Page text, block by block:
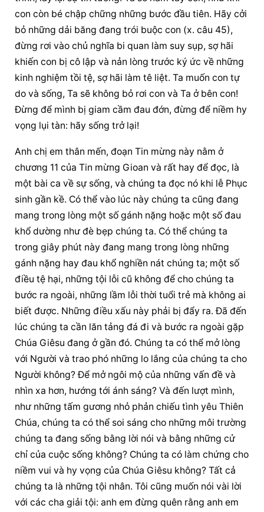
con còn bé chập chững những bước đầu tiên. Hãy cởi
bỏ những dải băng đang trói buộc con (x. câu 45),
đừng rơi vào chủ nghĩa bi quan làm suy sụp, sợ hãi
khiến con bị cô lập và nản lòng trước ký ức về những
kinh nghiệm tồi tệ, sợ hãi làm tê liệt. Ta muốn con tự
do và sống, Ta sẽ không bỏ rơi con và Ta ở bên con!
Đừng để mình bị giam cầm đau đớn, đừng để niềm hy
vọng lụi tàn: hãy sống trở lại!
Anh chị em thân mến, đoạn Tin mừng này nằm ở
chương 11 của Tin mừng Gioan và rất hay để đọc, là
một bài ca về sự sống, và chúng ta đọc nó khi lễ Phục
sinh gần kề. Có thể vào lúc này chúng ta cũng đang
mang trong lòng một số gánh nặng hoặc một số đau
khổ dường như đè bẹp chúng ta. Có thể chúng ta
trong giây phút này đang mang trong lòng những
gánh nặng hay đau khổ nghiền nát chúng ta; một số
điều tệ hại, những tội lỗi cũ không để cho chúng ta
bước ra ngoài, những lầm lỗi thời tuổi trẻ mà không ai
biết được. Những điều xấu này phải bị đẩy ra. Đã đến
lúc chúng ta cần lăn tảng đá đi và bước ra ngoài gặp
Chúa Giêsu đang ở gần đó. Chúng ta có thể mở lòng
với Người và trao phó những lo lắng của chúng ta cho
Người không? Để mở ngôi mộ của những vấn đề và
nhìn xa hơn, hướng tới ánh sáng? Và đến lượt mình,
như những tấm gương nhỏ phản chiếu tình yêu Thiên
Chúa, chúng ta có thể soi sáng cho những môi trường
chúng ta đang sống bằng lời nói và bằng những cử
chỉ của cuộc sống không? Chúng ta có làm chứng cho
niềm vui và hy vọng của Chúa Giêsu không? Tất cả
chúng ta là những tội nhân. Tôi cũng muốn nói vài lời
với các cha giải tội: anh em đừng quên rằng anh em